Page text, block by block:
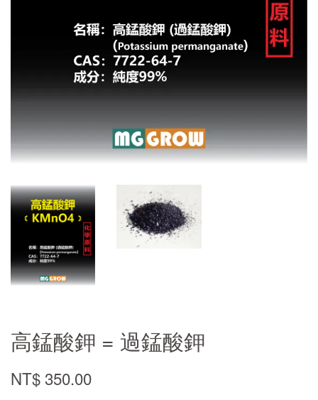
高錳酸鉀 = 過錳酸鉀
NT$ 350.00